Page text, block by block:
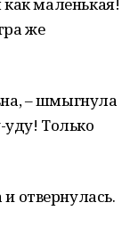
же
– шмыгнула
Только
отвернулась.